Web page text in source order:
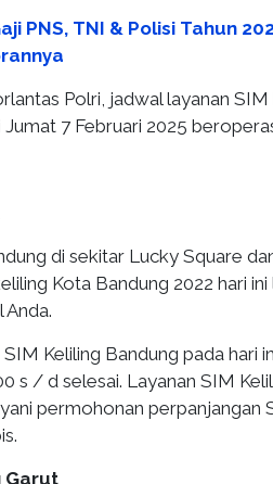
PNS, TNI & Polisi Tahun
Polri, jadwal layanan
Jumat 7 Februari 2025
di sekitar Lucky Square
Kota Bandung 2022 hari
Keliling Bandung pada hari
s / d selesai. Layanan SIM
permohonan perpanjangan
Garut